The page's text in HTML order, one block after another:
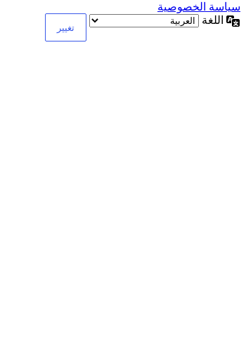
سياسة الخصوصية
اللغة